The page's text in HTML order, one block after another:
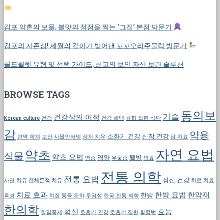
김포 양촌의 보물, 불맛의 정점을 찍는 ‘그집’ 본점 방문기
김포의 자존심! 세월의 깊이가 빚어낸 꼬꼬오리주물럭 방문기
콜드월렛 유형 및 선택 가이드, 최고의 보안 자산 보관 솔루션
BROWSE TAGS
Korean culture 건강 건강상의 이점 건강 혜택 균형 잡힌 식단 기술 동의보
감 면역 체계 보안 사물인터넷 상처 치유 소화기 건강 신장 건강 암 치료 약용
식물 약초 약초 요법 염증 영양 우울증 웰빙 의료 자연 요법
자연 치유 전체론적 치유 전통 요법 전통 의학 정신 건강 치료 치료
특성 치료 효과 치질 통증 완화 투명성 한국 전통 의학 한방 한방 요법 한약재
한의학 항염증제 혁신 호흡기 건강 호흡기 질환 활용법 효능